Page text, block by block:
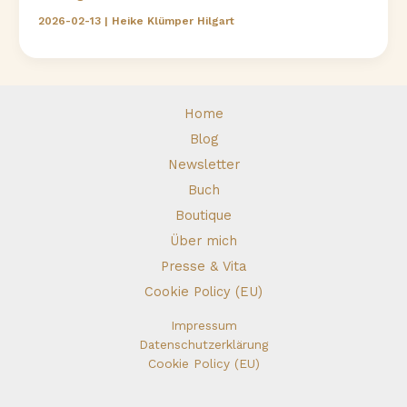
2026-02-13 | Heike Klümper Hilgart
Home
Blog
Newsletter
Buch
Boutique
Über mich
Presse & Vita
Cookie Policy (EU)
Impressum
Datenschutzerklärung
Cookie Policy (EU)